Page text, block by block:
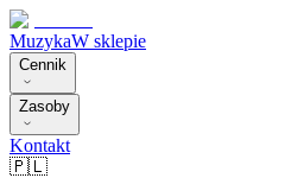
MuzykaW sklepie
Cennik
Zasoby
Kontakt
🇵🇱